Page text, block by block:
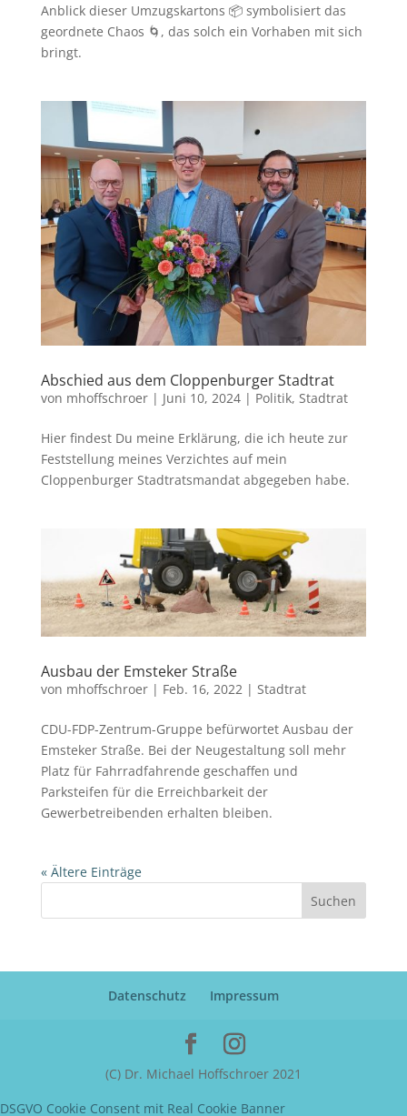
Anblick dieser Umzugskartons 📦 symbolisiert das
geordnete Chaos 🌀, das solch ein Vorhaben mit sich
bringt.
Abschied aus dem Cloppenburger Stadtrat
von mhoffschroer| Juni 10, 2024| Politik, Stadtrat
Hier findest Du meine Erklärung, die ich heute zur
Feststellung meines Verzichtes auf mein
Cloppenburger Stadtratsmandat abgegeben habe.
Ausbau der Emsteker Straße
von mhoffschroer| Feb. 16, 2022| Stadtrat
CDU-FDP-Zentrum-Gruppe befürwortet Ausbau der
Emsteker Straße. Bei der Neugestaltung soll mehr
Platz für Fahrradfahrende geschaffen und
Parksteifen für die Erreichbarkeit der
Gewerbetreibenden erhalten bleiben.
« Ältere Einträge
Suchen
Datenschutz Impressum
(C) Dr. Michael Hoffschroer 2021
DSGVO Cookie Consent mit Real Cookie Banner